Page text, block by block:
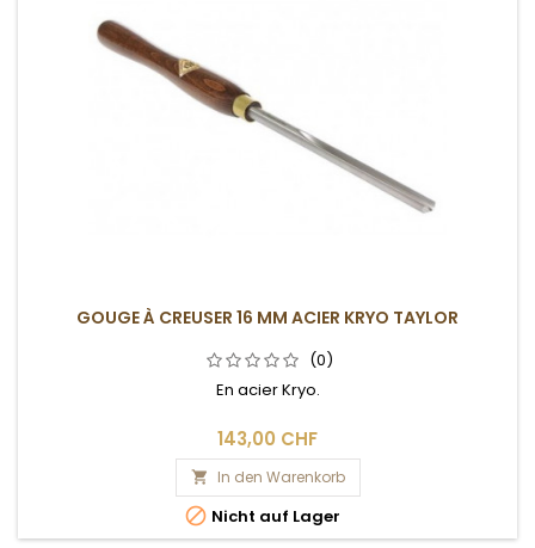
GOUGE À CREUSER 16 MM ACIER KRYO TAYLOR
(0)
En acier Kryo.
143,00 CHF
 In den Warenkorb
 Nicht auf Lager